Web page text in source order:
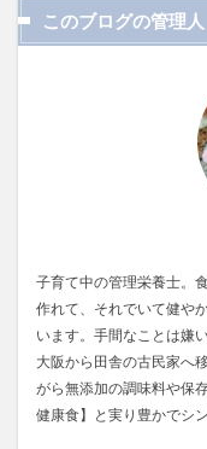
このブログの管理人
子育て中の管理栄養士。
作れて、それでいて健や
います。手間なことは嫌
大阪から田舎の古民家へ
がら無添加の調味料や保
健康食】と実り豊かでシ